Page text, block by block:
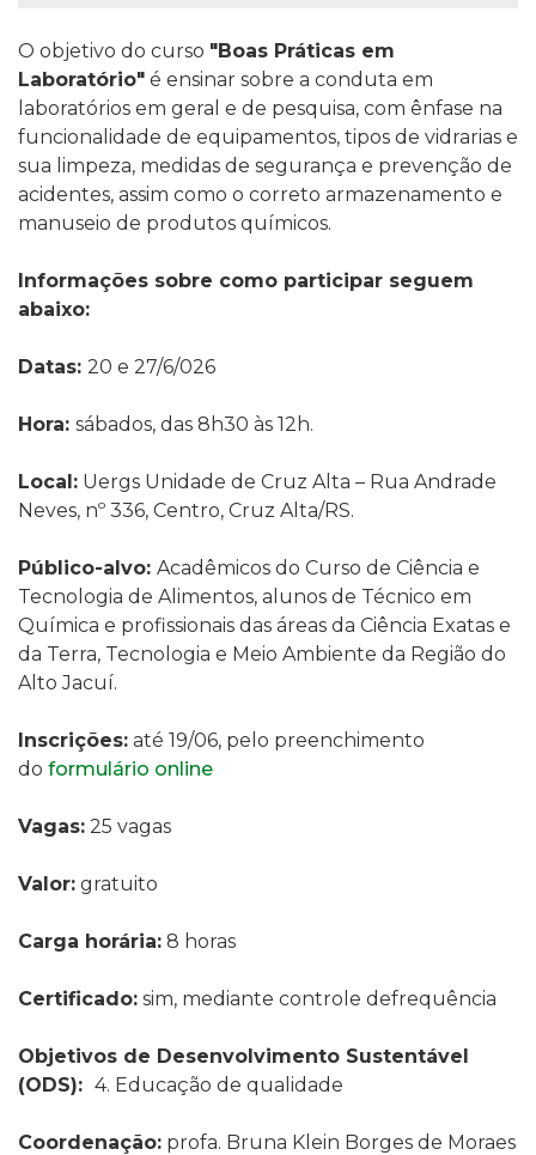
O objetivo do curso "Boas Práticas em
Laboratório" é ensinar sobre a conduta em
laboratórios em geral e de pesquisa, com ênfase na
funcionalidade de equipamentos, tipos de vidrarias e
sua limpeza, medidas de segurança e prevenção de
acidentes, assim como o correto armazenamento e
manuseio de produtos químicos.
Informações sobre como participar seguem
abaixo:
Datas: 20 e 27/6/026
Hora: sábados, das 8h30 às 12h.
Local: Uergs Unidade de Cruz Alta – Rua Andrade
Neves, nº 336, Centro, Cruz Alta/RS.
Público-alvo: Acadêmicos do Curso de Ciência e
Tecnologia de Alimentos, alunos de Técnico em
Química e profissionais das áreas da Ciência Exatas e
da Terra, Tecnologia e Meio Ambiente da Região do
Alto Jacuí.
Inscrições: até 19/06, pelo preenchimento
do formulário online
Vagas: 25 vagas
Valor: gratuito
Carga horária: 8 horas
Certificado: sim, mediante controle defrequência
Objetivos de Desenvolvimento Sustentável
(ODS): 4. Educação de qualidade
Coordenação: profa. Bruna Klein Borges de Moraes